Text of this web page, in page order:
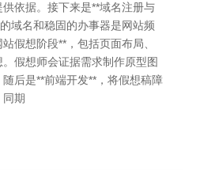
依据。接下来是**域名注册与
域名和稳固的办事器是网站频
假想阶段**，包括页面布局、
假想师会证据需求制作原型图
后是**前端开发**，将假想稿障
同期